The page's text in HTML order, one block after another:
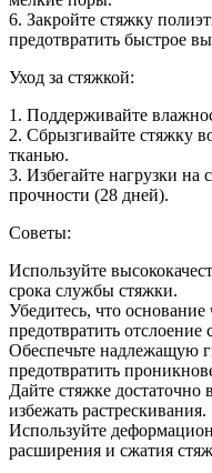
6. Закройте стяжку
предотвратить быстрое
Уход за стяжкой:
1. Поддерживайте
2. Сбрызгивайте стяжку
тканью.
3. Избегайте нагрузки на
прочности (28 дней).
Советы:
Используйте
срока службы стяжки.
Убедитесь, что
предотвратить отслоение
Обеспечьте надлежащую
предотвратить
Дайте стяжке
избежать растрескивания.
Используйте
расширения и сжатия